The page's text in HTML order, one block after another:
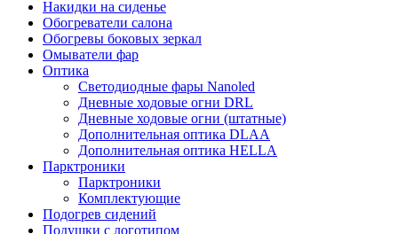
Накидки на сиденье
Обогреватели салона
Обогревы боковых зеркал
Омыватели фар
Оптика
Светодиодные фары Nanoled
Дневные ходовые огни DRL
Дневные ходовые огни (штатные)
Дополнительная оптика DLAA
Дополнительная оптика HELLA
Парктроники
Парктроники
Комплектующие
Подогрев сидений
Подушки с логотипом